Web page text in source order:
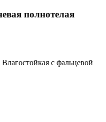
полнотелая